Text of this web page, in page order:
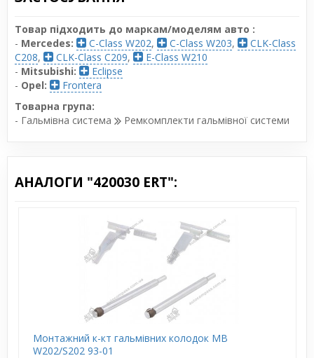
Товар підходить до маркам/моделям авто :
- Mercedes: C-Class W202, C-Class W203,
CLK-Class
C208, CLK-Class C209,
E-Class W210
- Mitsubishi:
Eclipse
- Opel:
Frontera
Товарна група:
- Гальмівна система
Ремкомплекти гальмівної системи
АНАЛОГИ "420030 ERT":
Монтажний к-кт гальмівних колодок MB
W202/S202 93-01